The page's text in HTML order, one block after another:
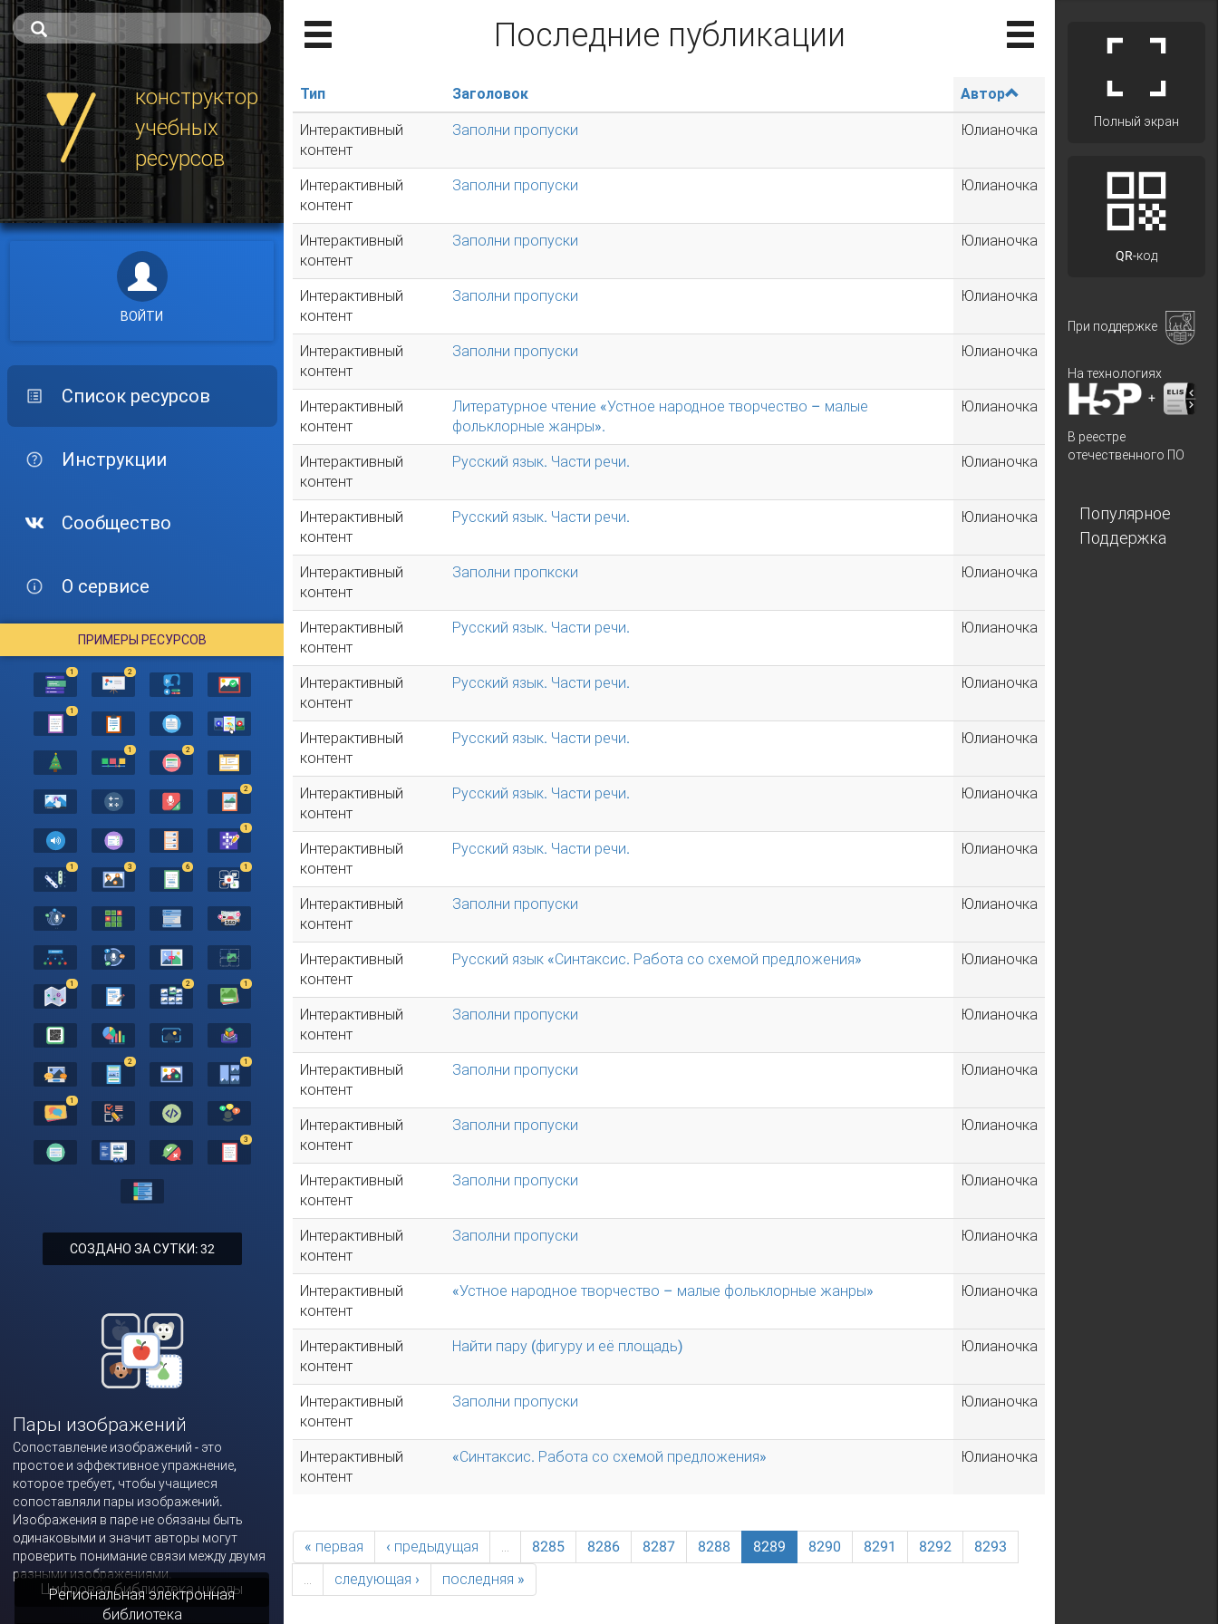
конструктор
учебных
ресурсов
ВОЙТИ
Список ресурсов
Инструкции
Сообщество
О сервисе
ПРИМЕРЫ РЕСУРСОВ
1 2
1
1 2
2
1
1 3 6 1
1 2 1
2 1
1
3
СОЗДАНО ЗА СУТКИ: 32
Пары изображений
Сопоставление изображений - это
простое и эффективное упражнение,
которое требует, чтобы учащиеся
сопоставляли пары изображений.
Изображения в паре не обязаны быть
одинаковыми и значит авторы могут
проверить понимание связи между двумя
разными изображениями.
Последние публикации
Тип Заголовок Автор
Интерактивный
контент
Заполни пропуски Юлианочка
Интерактивный
контент
Заполни пропуски Юлианочка
Интерактивный
контент
Заполни пропуски Юлианочка
Интерактивный
контент
Заполни пропуски Юлианочка
Интерактивный
контент
Заполни пропуски Юлианочка
Интерактивный
контент
Литературное чтение «Устное народное творчество – малые
фольклорные жанры».
Юлианочка
Интерактивный
контент
Русский язык. Части речи. Юлианочка
Интерактивный
контент
Русский язык. Части речи. Юлианочка
Интерактивный
контент
Заполни пропкски Юлианочка
Интерактивный
контент
Русский язык. Части речи. Юлианочка
Интерактивный
контент
Русский язык. Части речи. Юлианочка
Интерактивный
контент
Русский язык. Части речи. Юлианочка
Интерактивный
контент
Русский язык. Части речи. Юлианочка
Интерактивный
контент
Русский язык. Части речи. Юлианочка
Интерактивный
контент
Заполни пропуски Юлианочка
Интерактивный
контент
Русский язык «Синтаксис. Работа со схемой предложения» Юлианочка
Интерактивный
контент
Заполни пропуски Юлианочка
Интерактивный
контент
Заполни пропуски Юлианочка
Интерактивный
контент
Заполни пропуски Юлианочка
Интерактивный
контент
Заполни пропуски Юлианочка
Интерактивный
контент
Заполни пропуски Юлианочка
Интерактивный
контент
«Устное народное творчество – малые фольклорные жанры» Юлианочка
Интерактивный
контент
Найти пару (фигуру и её площадь) Юлианочка
Интерактивный
контент
Заполни пропуски Юлианочка
Интерактивный
контент
«Синтаксис. Работа со схемой предложения» Юлианочка
« первая ‹ предыдущая … 8285 8286 8287 8288 8289 8290 8291 8292
8293
…
следующая › последняя »
Полный экран
QR-код
При поддержке
На технологиях
+
В реестре
отечественного ПО
Популярное
Поддержка